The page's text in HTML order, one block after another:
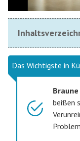
Das Wichtigste in
beißen